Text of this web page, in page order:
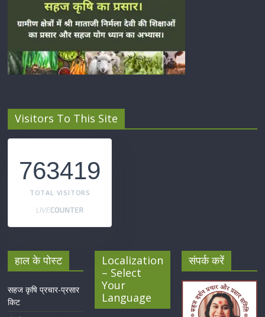
Visitors To This Site
763419
TOTAL VISITORS
हाल के पोस्ट
सहज कृषि प्रचार-प्रसार
किट
Localization
– Select
Your
Language
संपर्क करें